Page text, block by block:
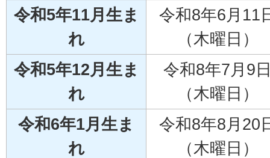
令和5年11月生ま
れ
令和8年6月11
（木曜日）
令和5年12月生ま
れ
令和8年7月9
（木曜日）
令和6年1月生ま
れ
令和8年8月20
（木曜日）